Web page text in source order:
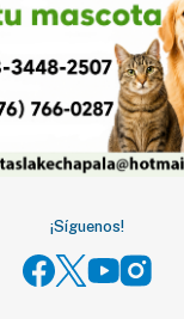
¡Síguenos!